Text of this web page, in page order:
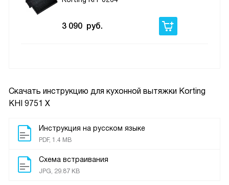
Скачать инструкцию для кухонной вытяжки Korting
KHI 9751 X
Инструкция на русском языке
PDF, 1.4 MB
Схема встраивания
JPG, 29.87 KB
3 090 руб.